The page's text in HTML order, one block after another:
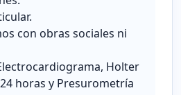
con obras sociales ni
Holter
horas y Presurometría